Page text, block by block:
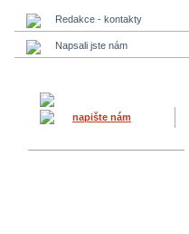
Redakce - kontakty
Napsali jste nám
napište nám